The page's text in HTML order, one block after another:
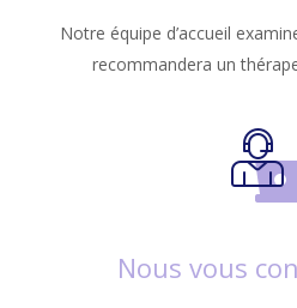
Notre équipe d’accueil
recommandera un
Nous vous